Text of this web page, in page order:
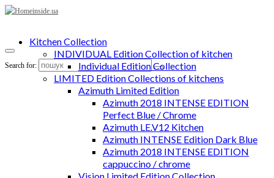
Search for:
Kitchen Collection
INDIVIDUAL Edition Collection of kitchen
Individual Edition Collection
LIMITED Edition Collections of kitchens
Azimuth Limited Edition
Azimuth 2018 INTENSE EDITION
Perfect Blue / Chrome
Azimuth LE.V12 Kitchen
Azimuth INTENSE Edition Dark Blue
Azimuth 2018 INTENSE EDITION
cappuccino / chrome